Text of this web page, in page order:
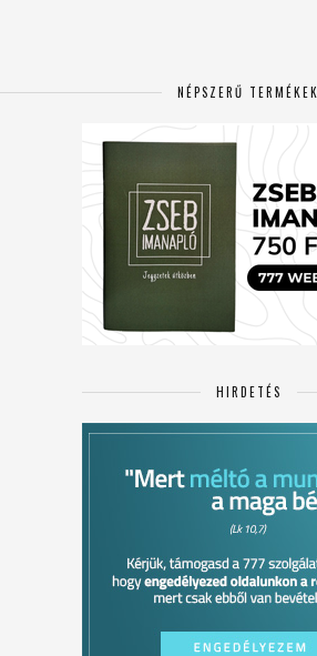
NÉPSZERŰ TERMÉKEK
HIRDETÉS